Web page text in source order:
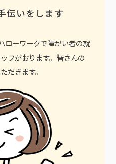
伝いをします
ローワークで障がい者の就
フがおります。皆さんの
だきます。